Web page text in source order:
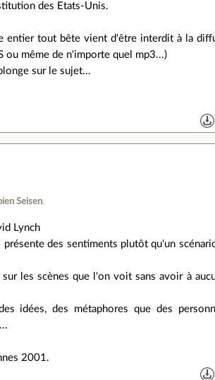
des Etats-Unis.
entier tout bête vient d'être interdit à la
ou même de n'importe quel mp3...)
sur le sujet...
Seisen.
Lynch
des sentiments plutôt qu'un
les scènes que l'on voit sans avoir à
idées, des métaphores que des
2001.